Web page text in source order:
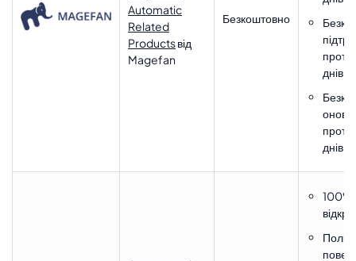
Automatic
Related
Productsвід
Magefan
Безкоштовно
днів
днів
100%